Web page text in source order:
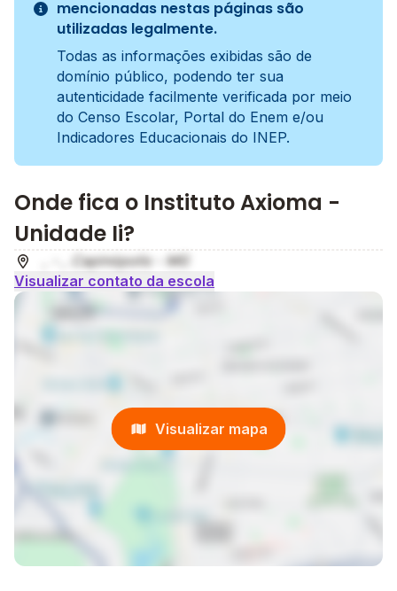
mencionadas nestas páginas são
utilizadas legalmente.
Todas as informações exibidas são de
domínio público, podendo ter sua
autenticidade facilmente verificada por meio
do Censo Escolar, Portal do Enem e/ou
Indicadores Educacionais do INEP.
Onde fica o Instituto Axioma -
Unidade Ii?
, - , Capinópolis - MG
Visualizar contato da escola
Visualizar mapa